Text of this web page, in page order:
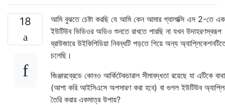
18
আমি বুঝতে চেষ্টা করছি যে আমি কেন আমার গ্যালাক্সি এস 2-তে
ইউটিউব ভিডিওর অডিও শুনতে রাখতে পারছি না যখন উদাহরণস্বরূপ
ব্রাউজারে উইকিপিডিয়া নিবন্ধটি পড়তে গিয়ে অন্য
চলেছি।
জিঞ্জারব্রেডে কোনও আর্কিটেকচারাল সীমাবদ্ধতা রয়েছে যা এটিকে
(আশা করি আইসিএসে অপসারণ করা হবে) বা গুগল ইউটিউব
তৈরি করার একমাত্র উপায়?